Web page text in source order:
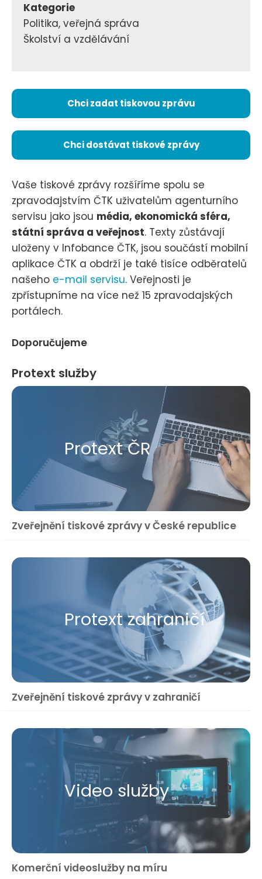
Kategorie
Politika, veřejná správa
Školství a vzdělávání
Chci zadat tiskovou zprávu
Chci dostávat tiskové zprávy
Vaše tiskové zprávy rozšíříme spolu se
zpravodajstvím ČTK uživatelům agenturního
servisu jako jsou média, ekonomická sféra,
státní správa a veřejnost. Texty zůstávají
uloženy v Infobance ČTK, jsou součástí mobilní
aplikace ČTK a obdrží je také tisíce odběratelů
našeho e-mail servisu. Veřejnosti je
zpřístupníme na více než 15 zpravodajských
portálech.
Doporučujeme
Protext služby
Protext ČR
Zveřejnění tiskové zprávy v České republice
Protext zahraničí
Zveřejnění tiskové zprávy v zahraničí
Video služby
Komerční videoslužby na míru